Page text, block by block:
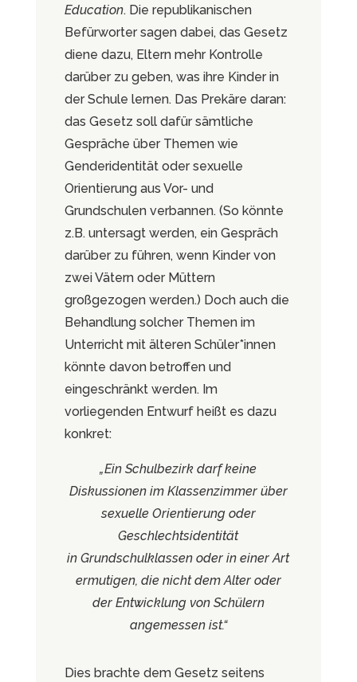
Education. Die republikanischen
Befürworter sagen dabei, das Gesetz
diene dazu, Eltern mehr Kontrolle
darüber zu geben, was ihre Kinder in
der Schule lernen. Das Prekäre daran:
das Gesetz soll dafür sämtliche
Gespräche über Themen wie
Genderidentität oder sexuelle
Orientierung aus Vor- und
Grundschulen verbannen. (So könnte
z.B. untersagt werden, ein Gespräch
darüber zu führen, wenn Kinder von
zwei Vätern oder Müttern
großgezogen werden.) Doch auch die
Behandlung solcher Themen im
Unterricht mit älteren Schüler*innen
könnte davon betroffen und
eingeschränkt werden. Im
vorliegenden Entwurf heißt es dazu
konkret:
„Ein Schulbezirk darf keine
Diskussionen im Klassenzimmer über
sexuelle Orientierung oder
Geschlechtsidentität
in Grundschulklassen oder in einer Art
ermutigen, die nicht dem Alter oder
der Entwicklung von Schülern
angemessen ist.“
Dies brachte dem Gesetz seitens